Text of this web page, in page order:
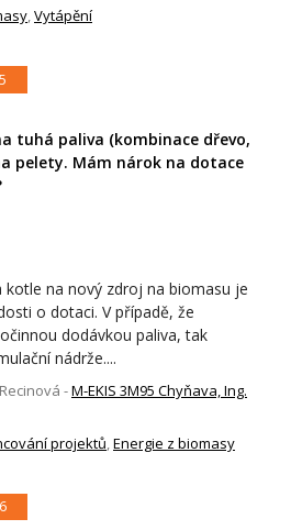
,Vytápění
tuhá paliva (kombinace dřevo,
pelety. Mám nárok na dotace
kotle na nový zdroj na biomasu je
o dotaci. V případě, že
dodávkou paliva, tak
nádrže....
-M-EKIS 3M95 Chyňava, Ing.
projektů Energie z biomasy